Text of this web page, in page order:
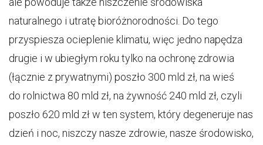
naturalnego i utratę bioróżnorodności. Do tego
przyspiesza ocieplenie klimatu, więc jedno napędza
drugie i w ubiegłym roku tylko na ochronę zdrowia
(łącznie z prywatnymi) poszło 300 mld zł, na wieś
do rolnictwa 80 mld zł, na żywność 240 mld zł, czyli
poszło 620 mld zł w ten system, który degeneruje nas
dzień i noc, niszczy nasze zdrowie, nasze środowisko,